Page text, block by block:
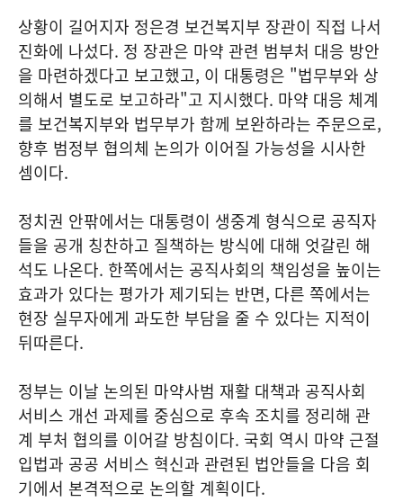
상황이 길어지자 정은경 보건복지부 장관이 직접 나서
진화에 나섰다. 정 장관은 마약 관련 범부처 대응 방안
을 마련하겠다고 보고했고, 이 대통령은 "법무부와 상
의해서 별도로 보고하라"고 지시했다. 마약 대응 체계
를 보건복지부와 법무부가 함께 보완하라는 주문으로,
향후 범정부 협의체 논의가 이어질 가능성을 시사한
셈이다.
정치권 안팎에서는 대통령이 생중계 형식으로 공직자
들을 공개 칭찬하고 질책하는 방식에 대해 엇갈린 해
석도 나온다. 한쪽에서는 공직사회의 책임성을 높이는
효과가 있다는 평가가 제기되는 반면, 다른 쪽에서는
현장 실무자에게 과도한 부담을 줄 수 있다는 지적이
뒤따른다.
정부는 이날 논의된 마약사범 재활 대책과 공직사회
서비스 개선 과제를 중심으로 후속 조치를 정리해 관
계 부처 협의를 이어갈 방침이다. 국회 역시 마약 근절
입법과 공공 서비스 혁신과 관련된 법안들을 다음 회
기에서 본격적으로 논의할 계획이다.